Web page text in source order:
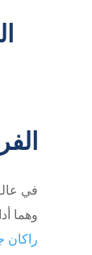
في
وهما
راكان